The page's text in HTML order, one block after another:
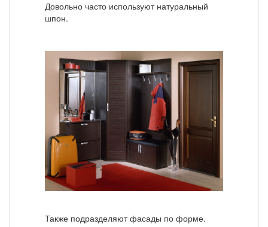
Довольно часто используют натуральный
шпон.
Также подразделяют фасады по форме.